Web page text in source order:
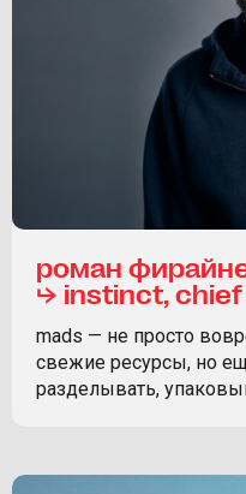
роман
⮡ instinct,
mads — не просто
свежие ресурсы, но
разделывать,